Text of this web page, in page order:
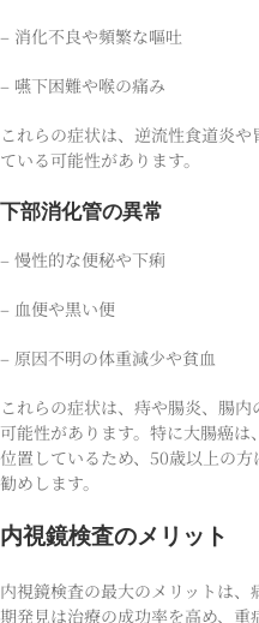
– 消化不良や頻繁な嘔吐
– 嚥下困難や喉の痛み
これらの症状は、逆流性食道炎
ている可能性があります。
下部消化管の異常
– 慢性的な便秘や下痢
– 血便や黒い便
– 原因不明の体重減少や貧血
これらの症状は、痔や腸炎、腸
可能性があります。特に大腸癌
位置しているため、50歳以上の
勧めします。
内視鏡検査のメリット
内視鏡検査の最大のメリットは
期発見は治療の成功率を高め、